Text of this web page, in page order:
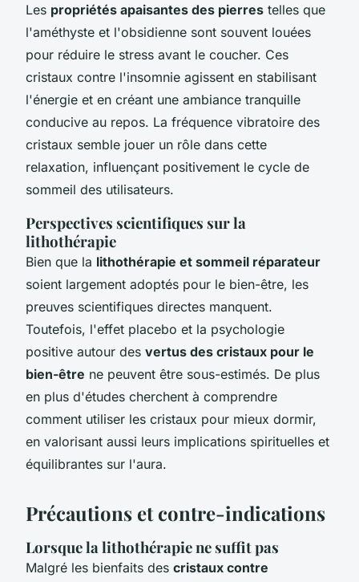
Les propriétés apaisantes des pierres telles que
l'améthyste et l'obsidienne sont souvent louées
pour réduire le stress avant le coucher. Ces
cristaux contre l'insomnie agissent en stabilisant
l'énergie et en créant une ambiance tranquille
conducive au repos. La fréquence vibratoire des
cristaux semble jouer un rôle dans cette
relaxation, influençant positivement le cycle de
sommeil des utilisateurs.
Perspectives scientifiques sur la
lithothérapie
Bien que la lithothérapie et sommeil réparateur
soient largement adoptés pour le bien-être, les
preuves scientifiques directes manquent.
Toutefois, l'effet placebo et la psychologie
positive autour des vertus des cristaux pour le
bien-être ne peuvent être sous-estimés. De plus
en plus d'études cherchent à comprendre
comment utiliser les cristaux pour mieux dormir,
en valorisant aussi leurs implications spirituelles et
équilibrantes sur l'aura.
Précautions et contre-indications
Lorsque la lithothérapie ne suffit pas
Malgré les bienfaits des cristaux contre